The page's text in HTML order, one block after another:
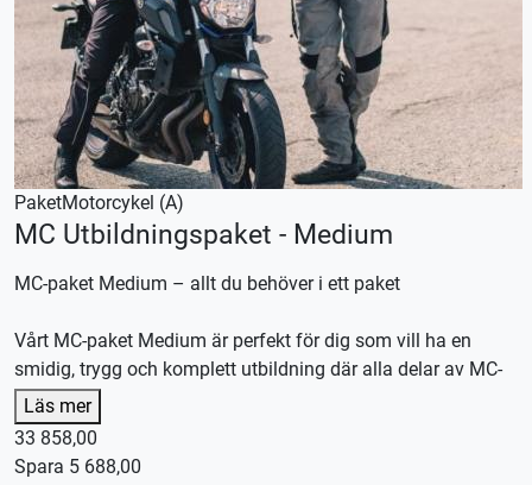
PaketMotorcykel (A)
MC Utbildningspaket - Medium
MC-paket Medium – allt du behöver i ett paket
Vårt MC-paket Medium är perfekt för dig som vill ha en
smidig, trygg och komplett utbildning där alla delar av MC-
utbildningen ingår.
Vi hjälper dig hela vägen – från första körpasset till färdig
utbildning. Vi sköter bokningar och planering, och om du
Läs mer
33 858,00
Spara 5 688,00